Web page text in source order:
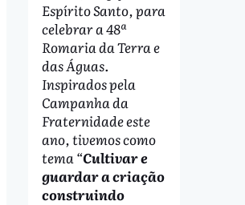
Espírito Santo, para
celebrar a 48ª
Romaria da Terra e
das Águas.
Inspirados pela
Campanha da
Fraternidade este
ano, tivemos como
tema “Cultivar e
guardar a criação
construindo